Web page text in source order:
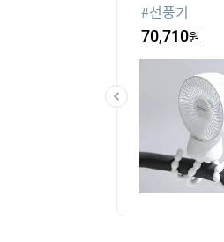
#선풍기
70,710원